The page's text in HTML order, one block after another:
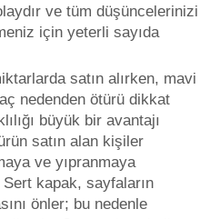
ve tüm düşüncelerinizi
için yeterli sayıda
satın alırken, mavi
nedenden ötürü dikkat
büyük bir avantajı
satın alan kişiler
ve yıpranmaya
kapak, sayfaların
önler; bu nedenle